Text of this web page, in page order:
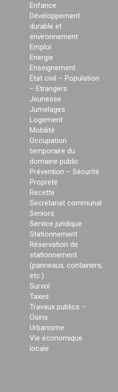
Enfance
Développement
durable et
environnement
Emploi
Energie
Enseignement
État civil – Population
– Etrangers
Jeunesse
Jumelages
Logement
Mobilité
Occupation
temporaire du
domaine public
Prévention – Sécurité
Propreté
Recette
Secrétariat communal
Seniors
Service juridique
Stationnement
Réservation de
stationnement
(panneaux, containers,
etc.)
Survol
Taxes
Travaux publics –
Osiris
Urbanisme
Vie économique
locale